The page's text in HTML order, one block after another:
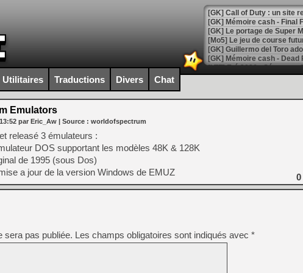
[GK] Le portage de Super
[Mo5] Le jeu de course
[GK] Guillermo del Toro
[LTF] Eté 2026 - Séquence
[GK] Mistfall Hunter :
[GK] Wo Long 2 évolue
[GK] Crossfire : un TPS à
[LS] [PS5] Premiers
[Mo5] DOOM arrive en
[GK] Bethesda fête les 30
[GK] Roblox : l'action en
[GK] Agenda - GeForce
[GK] Devolver Digital en a
[LS] [PS5] ps5-y2jb-
Utilitaires Traductions Divers Chat
Emulators
13:52 par Eric_Aw | Source : worldofspectrum
releasé 3 émulateurs :
DOS supportant les modèles 48K & 128K
de 1995 (sous Dos)
a jour de la version Windows de EMUZ
0
sera pas publiée. Les champs obligatoires sont indiqués avec *